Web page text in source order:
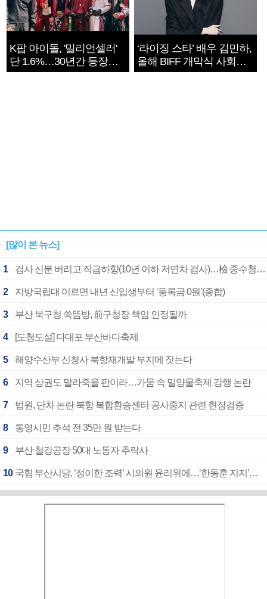
K팝 아이돌, '밀리언셀러'
단 1.6%…30년간 등장
1182개팀 전수조사
‘라이징 스타’ 배우 김민하,
올해 BIFF 개막식 사회자
확정
[많이 본 뉴스]
1 검사 신분 버리고 직급하향(10년 이하 저연차 검사)…檢 중수청행 기피
2 지방국립대 이르면 내년 신입생부터 ‘등록금 0원’(종합)
3 부산 북구청 쑥뜸방, 前구청장 책임 인정될까
4 [도청도설] 다대포 부산바다축제
5 해양수산부 신청사 북항재개발 부지에 짓는다
6 지역 상권도 말라죽을 판이라…가뭄 속 밀양물축제 강행 논란
7 법원, 단차 논란 북항 복합환승센터 공사중지 관련 현장검증
8 통영시민 추석 전 35만 원 받는다
9 부산 철강공장 50대 노동자 추락사
10 국힘 부산시당, ‘정이한 조력’ 시의원 윤리위에…‘한동훈 지지’도 신고접수